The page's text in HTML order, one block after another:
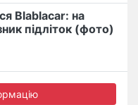
Blablacar: на
підліток (фото)